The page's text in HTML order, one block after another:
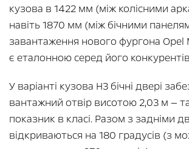
кузова в 1422 мм (між колісними
навіть 1870 мм (між бічними
завантаження нового фургона Opel
є еталонною серед його
У варіанті кузова H3 бічні двері
вантажний отвір висотою 2,03 м —
показник в класі. Разом з задніми
відкриваються на 180 градусів (з